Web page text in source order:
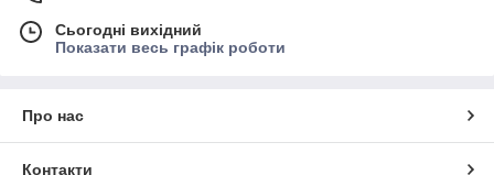
Сьогодні вихідний
Показати весь графік роботи
Про нас
Контакти